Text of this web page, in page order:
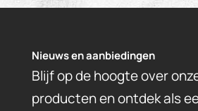
Nieuws en aanbiedingen
Blijf op de hoogte over
producten en ontdek als